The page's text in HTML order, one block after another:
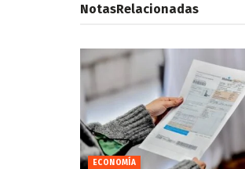
NotasRelacionadas
ECONOMÍA